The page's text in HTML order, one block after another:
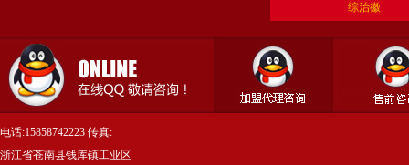
综治徽
电话:15858742223 传真:
浙江省苍南县钱库镇工业区